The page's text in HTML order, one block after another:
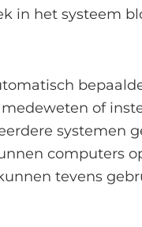
in het systeem
of
systemen
computers
tevens